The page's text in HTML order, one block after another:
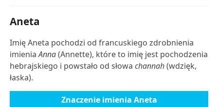
Aneta
Imię Aneta pochodzi od francuskiego zdrobnienia
imieniaAnna(Annette), które to imię jest pochodzenia
hebrajskiego i powstało od słowa channah(wdzięk,
łaska).
Znaczenie imienia Aneta